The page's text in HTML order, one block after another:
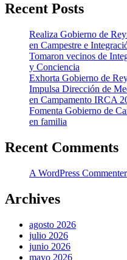
Recent Posts
Realiza Gobierno de
en Campestre e
Tomaron vecinos de
y Conciencia
Exhorta Gobierno de
Impulsa Dirección de
en Campamento IRCA
Fomenta Gobierno de
en familia
Recent Comments
A WordPress Commenter
Archives
agosto 2026
julio 2026
junio 2026
mayo 2026